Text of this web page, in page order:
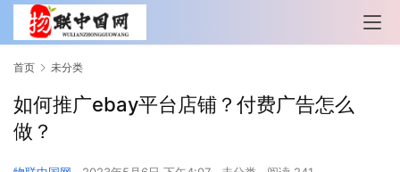
首页 未分类
如何推广ebay平台店铺？付费广告怎么
做？